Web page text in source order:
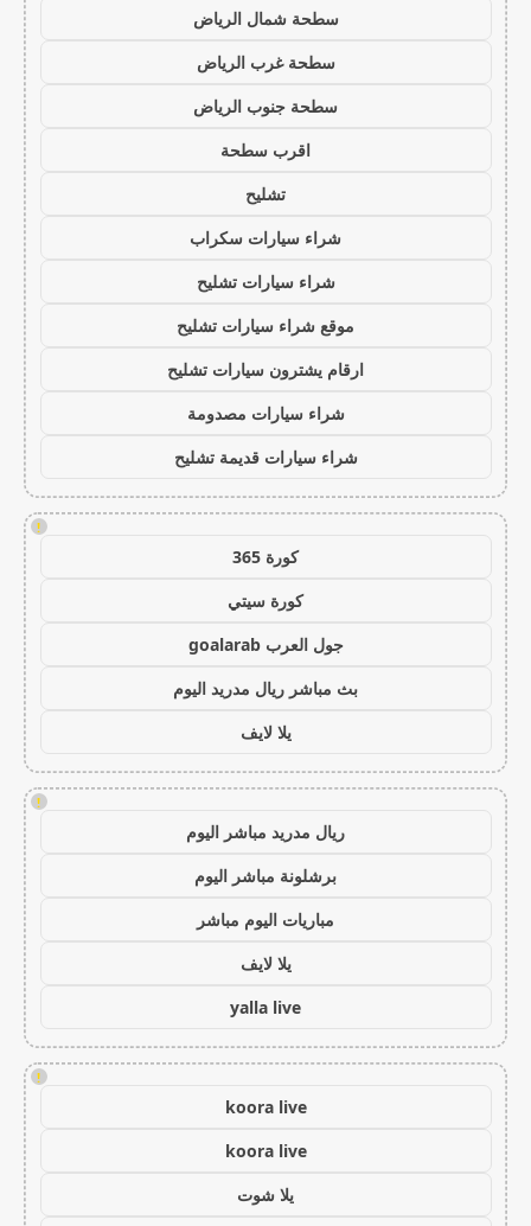
سطحة شمال الرياض
سطحة غرب الرياض
سطحة جنوب الرياض
اقرب سطحة
تشليح
شراء سيارات سكراب
شراء سيارات تشليح
موقع شراء سيارات تشليح
ارقام يشترون سيارات تشليح
شراء سيارات مصدومة
شراء سيارات قديمة تشليح
!
كورة 365
كورة سيتي
جول العرب goalarab
بث مباشر ريال مدريد اليوم
يلا لايف
!
ريال مدريد مباشر اليوم
برشلونة مباشر اليوم
مباريات اليوم مباشر
يلا لايف
yalla live
!
koora live
koora live
يلا شوت